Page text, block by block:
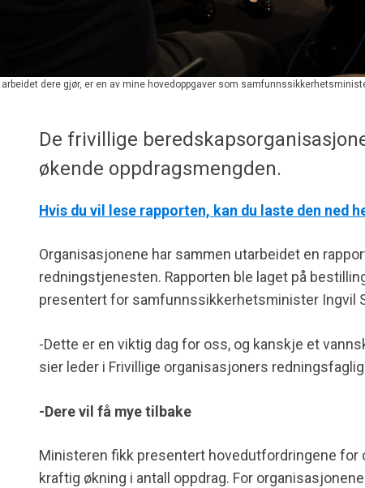
dere gjør, er en av mine hovedoppgaver som
De frivillige
økende oppdragsmengden.
Hvis du vil lese rapporten, kan du laste den ned
Organisasjonene har sammen utarbeidet en
redningstjenesten. Rapporten ble laget på
presentert for samfunnssikkerhetsminister Ingvil
-Dette er en viktig dag for oss, og kanskje et
sier leder i Frivillige organisasjoners
-Dere vil få mye tilbake
Ministeren fikk presentert hovedutfordringene for
kraftig økning i antall oppdrag. For